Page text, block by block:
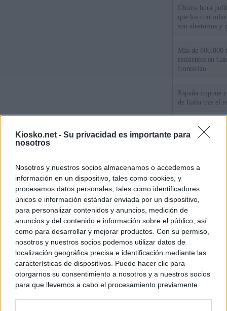
Kiosko.net - Su privacidad es importante para
nosotros
Nosotros y nuestros socios almacenamos o accedemos a
información en un dispositivo, tales como cookies, y
procesamos datos personales, tales como identificadores
únicos e información estándar enviada por un dispositivo,
para personalizar contenidos y anuncios, medición de
anuncios y del contenido e información sobre el público, así
como para desarrollar y mejorar productos. Con su permiso,
nosotros y nuestros socios podemos utilizar datos de
localización geográfica precisa e identificación mediante las
características de dispositivos. Puede hacer clic para
otorgarnos su consentimiento a nosotros y a nuestros socios
para que llevemos a cabo el procesamiento previamente
Última hora
que los
son aleatorios y
Más de 800.000
residentes en
fronterizo
España impone
de Italia tras el
Qué hay detrás
España por la
personas se
algo"
© Kiosko.net Aviso Legal Privacidad y Cookies